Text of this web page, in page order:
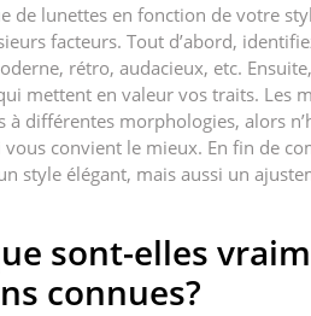
de lunettes en fonction de votre
facteurs. Tout d’abord,
rétro, audacieux, etc.
mettent en valeur vos traits. Les
différentes morphologies, alors
convient le mieux. En fin de
style élégant, mais aussi un
sont-elles
connues?